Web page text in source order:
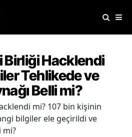
Birliği Hacklendi
Tehlikede ve
Belli mi?
mi? 107 bin kişinin
bilgiler ele geçirildi ve
mi?